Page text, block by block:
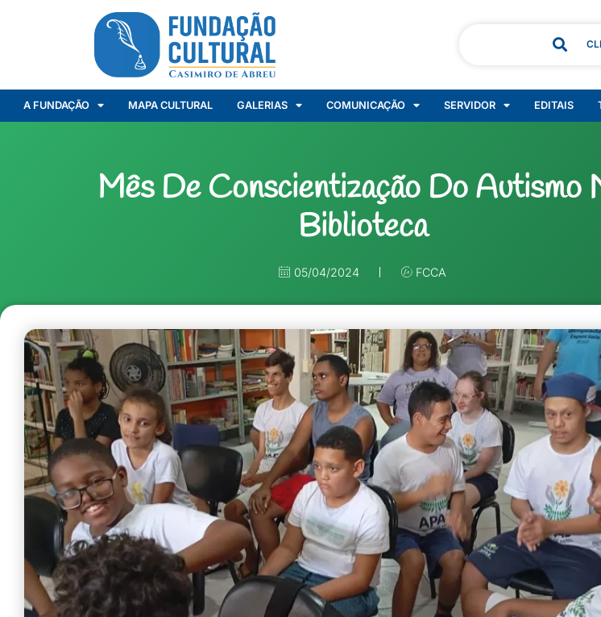
A FUNDAÇÃO MAPA CULTURAL GALERIAS COMUNICAÇÃO SERVIDOR EDITAIS
Mês De Conscientização Do Autismo
Biblioteca
05/04/2024 FCCA